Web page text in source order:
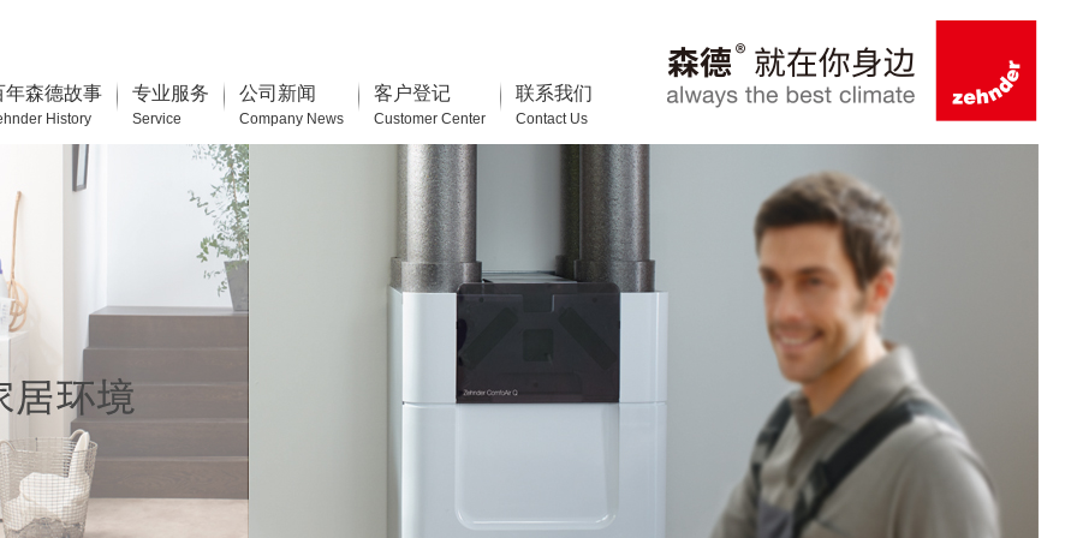
年森德故事
History
专业服务
Service
公司新闻
Company News
客户登记
Customer Center
联系我们
Contact Us